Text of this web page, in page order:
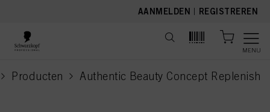
AANMELDEN | REGISTREREN
MENU
Producten Authentic Beauty Concept Replenish
current page